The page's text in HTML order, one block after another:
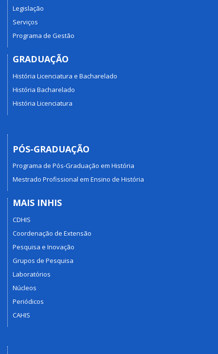
Legislação
Serviços
Programa de Gestão
GRADUAÇÃO
História Licenciatura e Bacharelado
História Bacharelado
História Licenciatura
PÓS-GRADUAÇÃO
Programa de Pós-Graduação em História
Mestrado Profissional em Ensino de História
MAIS INHIS
CDHIS
Coordenação de Extensão
Pesquisa e Inovação
Grupos de Pesquisa
Laboratórios
Núcleos
Periódicos
CAHIS